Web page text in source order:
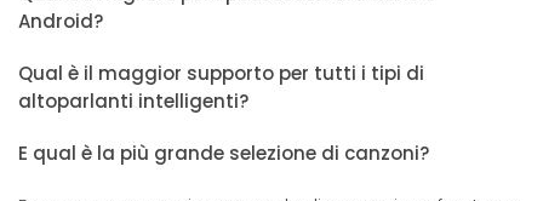
Android?
Qual è il maggior supporto per tutti i tipi di
altoparlanti intelligenti?
E qual è la più grande selezione di canzoni?